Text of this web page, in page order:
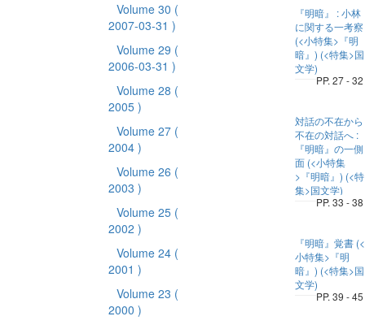
Volume 30 (
2007-03-31 )
Volume 29 (
2006-03-31 )
Volume 28 (
2005 )
Volume 27 (
2004 )
Volume 26 (
2003 )
Volume 25 (
2002 )
Volume 24 (
2001 )
Volume 23 (
2000 )
『明暗』 : 小林
に関する一考察
(<小特集>『明
暗』) (<特集>国
文学)
PP. 27 - 32
対話の不在から
不在の対話へ :
『明暗』の一側
面 (<小特集
>『明暗』) (<特
集>国文学)
PP. 33 - 38
『明暗』覚書 (<
小特集>『明
暗』) (<特集>国
文学)
PP. 39 - 45